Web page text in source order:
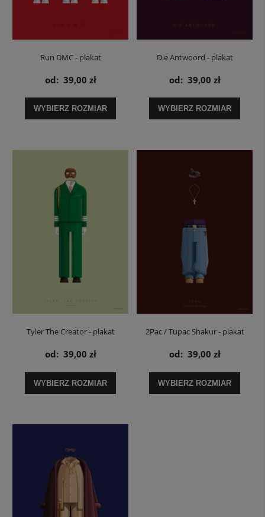
Run DMC - plakat
od: 39,00 zł
WYBIERZ ROZMIAR
Die Antwoord - plakat
od: 39,00 zł
WYBIERZ ROZMIAR
Tyler The Creator - plakat
muzyczny
od: 39,00 zł
WYBIERZ ROZMIAR
2Pac / Tupac Shakur - plakat
muzyczny
od: 39,00 zł
WYBIERZ ROZMIAR